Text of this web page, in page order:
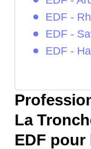
EDF -
EDF -
EDF -
La
EDF pour